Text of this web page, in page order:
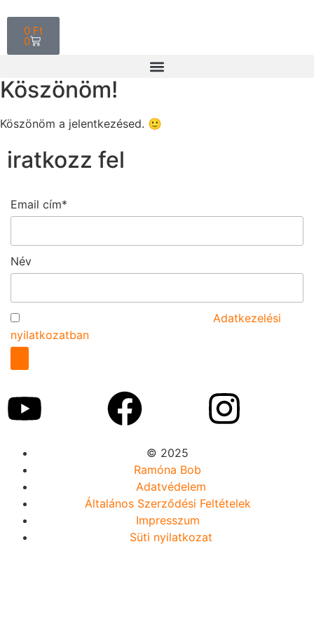
0 Ft
0
Köszönöm!
Köszönöm a jelentkezésed. 🙂
iratkozz fel
Email cím*
Név
Adatkezelési
nyilatkozatban
© 2025
Ramóna Bob
Adatvédelem
Általános Szerződési Feltételek
Impresszum
Süti nyilatkozat